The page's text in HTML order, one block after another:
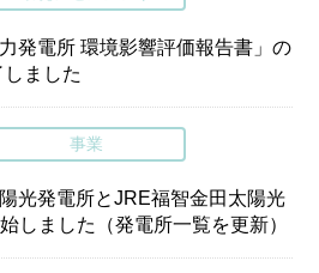
発電所 環境影響評価報告書」の
ました
事業
光発電所とJRE福智金田太陽光
しました（発電所一覧を更新）